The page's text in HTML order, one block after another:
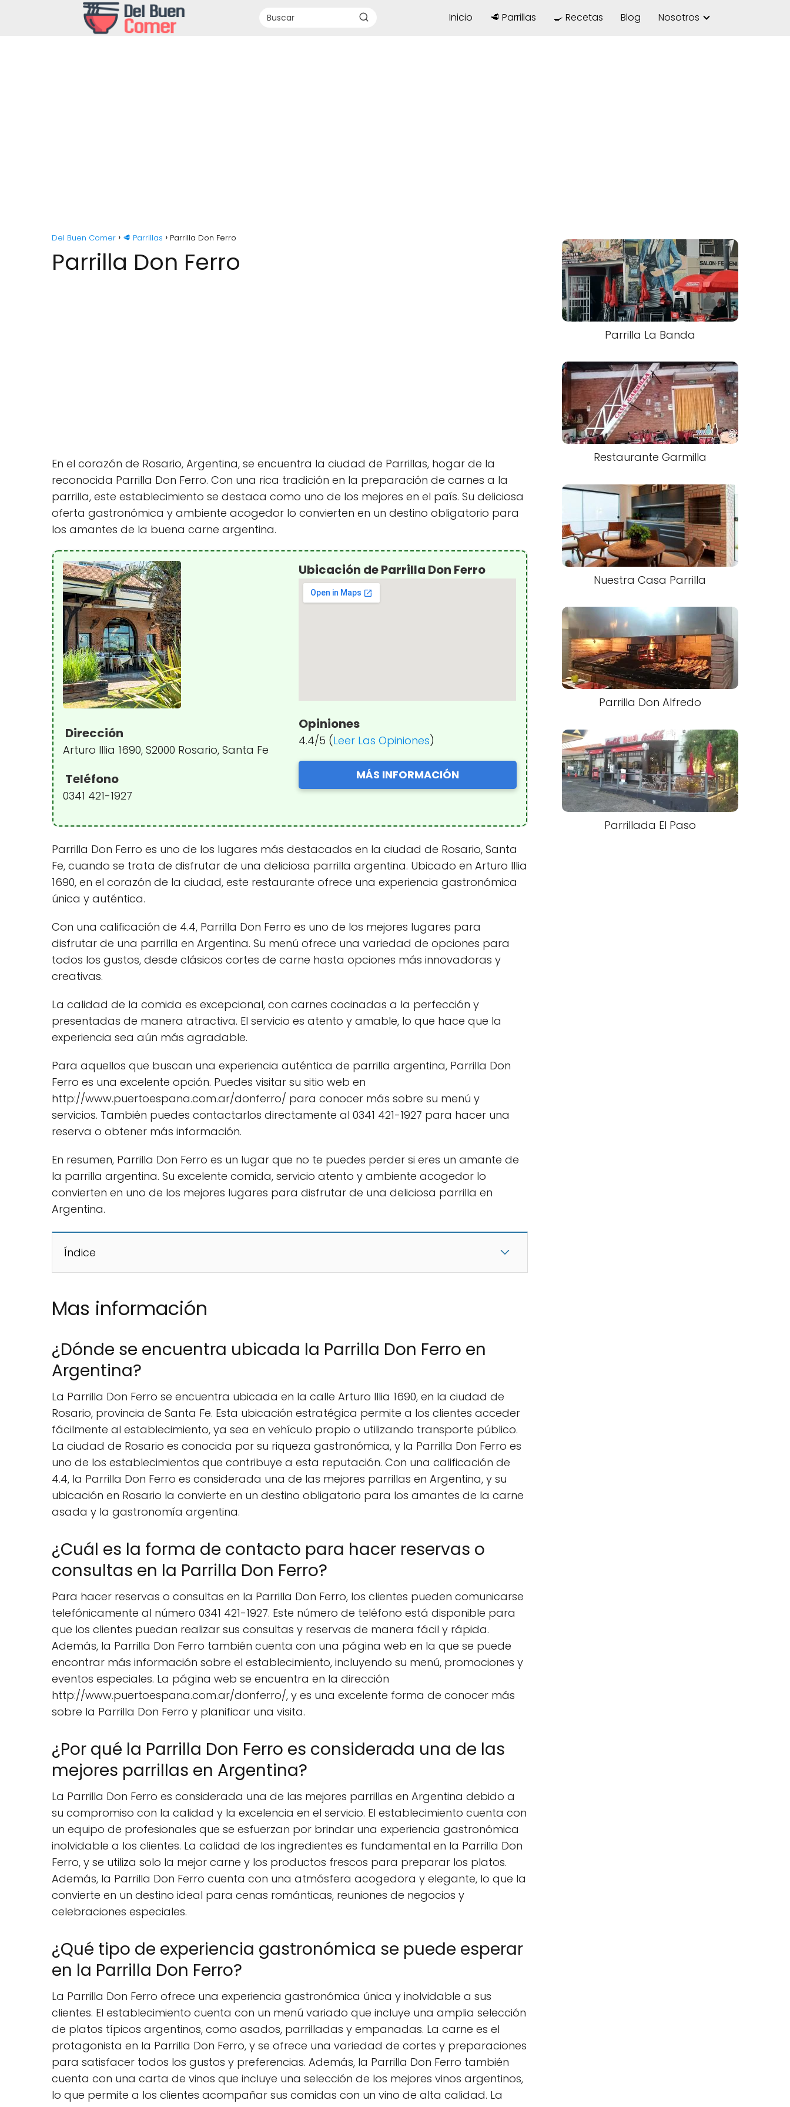
Inicio 🥩 Parrillas 🍳 Recetas Blog Nosotros
Del Buen Comer 🥩 Parrillas Parrilla Don Ferro
Parrilla Don Ferro
En el corazón de Rosario, Argentina, se encuentra la ciudad de Parrillas, hogar de la
reconocida Parrilla Don Ferro. Con una rica tradición en la preparación de carnes a la
parrilla, este establecimiento se destaca como uno de los mejores en el país. Su deliciosa
oferta gastronómica y ambiente acogedor lo convierten en un destino obligatorio para
los amantes de la buena carne argentina.
Dirección
Arturo Illia 1690, S2000 Rosario, Santa Fe
Teléfono
0341 421-1927
Ubicación de Parrilla Don Ferro
Opiniones
4.4/5 (Leer Las Opiniones)
MÁS INFORMACIÓN
Parrilla Don Ferro es uno de los lugares más destacados en la ciudad de Rosario, Santa
Fe, cuando se trata de disfrutar de una deliciosa parrilla argentina. Ubicado en Arturo Illia
1690, en el corazón de la ciudad, este restaurante ofrece una experiencia gastronómica
única y auténtica.
Con una calificación de 4.4, Parrilla Don Ferro es uno de los mejores lugares para
disfrutar de una parrilla en Argentina. Su menú ofrece una variedad de opciones para
todos los gustos, desde clásicos cortes de carne hasta opciones más innovadoras y
creativas.
La calidad de la comida es excepcional, con carnes cocinadas a la perfección y
presentadas de manera atractiva. El servicio es atento y amable, lo que hace que la
experiencia sea aún más agradable.
Para aquellos que buscan una experiencia auténtica de parrilla argentina, Parrilla Don
Ferro es una excelente opción. Puedes visitar su sitio web en
http://www.puertoespana.com.ar/donferro/ para conocer más sobre su menú y
servicios. También puedes contactarlos directamente al 0341 421-1927 para hacer una
reserva o obtener más información.
En resumen, Parrilla Don Ferro es un lugar que no te puedes perder si eres un amante de
la parrilla argentina. Su excelente comida, servicio atento y ambiente acogedor lo
convierten en uno de los mejores lugares para disfrutar de una deliciosa parrilla en
Argentina.
Índice
Mas información
¿Dónde se encuentra ubicada la Parrilla Don Ferro en
Argentina?
La Parrilla Don Ferro se encuentra ubicada en la calle Arturo Illia 1690, en la ciudad de
Rosario, provincia de Santa Fe. Esta ubicación estratégica permite a los clientes acceder
fácilmente al establecimiento, ya sea en vehículo propio o utilizando transporte público.
La ciudad de Rosario es conocida por su riqueza gastronómica, y la Parrilla Don Ferro es
uno de los establecimientos que contribuye a esta reputación. Con una calificación de
4.4, la Parrilla Don Ferro es considerada una de las mejores parrillas en Argentina, y su
ubicación en Rosario la convierte en un destino obligatorio para los amantes de la carne
asada y la gastronomía argentina.
¿Cuál es la forma de contacto para hacer reservas o
consultas en la Parrilla Don Ferro?
Para hacer reservas o consultas en la Parrilla Don Ferro, los clientes pueden comunicarse
telefónicamente al número 0341 421-1927. Este número de teléfono está disponible para
que los clientes puedan realizar sus consultas y reservas de manera fácil y rápida.
Además, la Parrilla Don Ferro también cuenta con una página web en la que se puede
encontrar más información sobre el establecimiento, incluyendo su menú, promociones y
eventos especiales. La página web se encuentra en la dirección
http://www.puertoespana.com.ar/donferro/, y es una excelente forma de conocer más
sobre la Parrilla Don Ferro y planificar una visita.
¿Por qué la Parrilla Don Ferro es considerada una de las
mejores parrillas en Argentina?
La Parrilla Don Ferro es considerada una de las mejores parrillas en Argentina debido a
su compromiso con la calidad y la excelencia en el servicio. El establecimiento cuenta con
un equipo de profesionales que se esfuerzan por brindar una experiencia gastronómica
inolvidable a los clientes. La calidad de los ingredientes es fundamental en la Parrilla Don
Ferro, y se utiliza solo la mejor carne y los productos frescos para preparar los platos.
Además, la Parrilla Don Ferro cuenta con una atmósfera acogedora y elegante, lo que la
convierte en un destino ideal para cenas románticas, reuniones de negocios y
celebraciones especiales.
¿Qué tipo de experiencia gastronómica se puede esperar
en la Parrilla Don Ferro?
La Parrilla Don Ferro ofrece una experiencia gastronómica única y inolvidable a sus
clientes. El establecimiento cuenta con un menú variado que incluye una amplia selección
de platos típicos argentinos, como asados, parrilladas y empanadas. La carne es el
protagonista en la Parrilla Don Ferro, y se ofrece una variedad de cortes y preparaciones
para satisfacer todos los gustos y preferencias. Además, la Parrilla Don Ferro también
cuenta con una carta de vinos que incluye una selección de los mejores vinos argentinos,
lo que permite a los clientes acompañar sus comidas con un vino de alta calidad. La
Parrilla La Banda
Restaurante Garmilla
Nuestra Casa Parrilla
Parrilla Don Alfredo
Parrillada El Paso